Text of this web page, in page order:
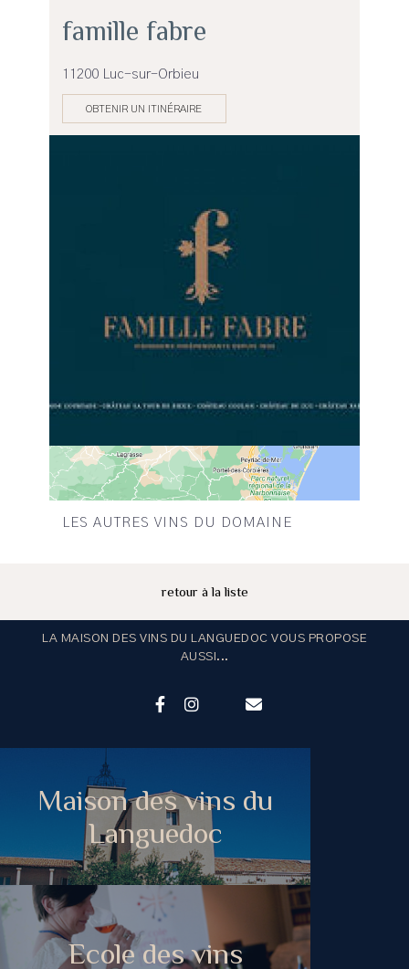
famille fabre
11200 Luc-sur-Orbieu
OBTENIR UN ITINÉRAIRE
LES AUTRES VINS DU DOMAINE
retour à la liste
LA MAISON DES VINS DU LANGUEDOC VOUS PROPOSE
AUSSI...
Maison des vins du
Languedoc
Ecole des vins